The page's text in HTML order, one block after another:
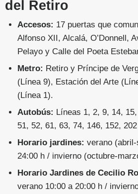
del Retiro
Accesos: 17 puertas que
Alfonso XII, Alcalá, O’Donnell,
Pelayo y Calle del Poeta
Metro: Retiro y Príncipe de
(Línea 9), Estación del Arte
(Línea 1).
Autobús: Líneas 1, 2, 9, 14,
51, 52, 61, 63, 74, 146, 152,
Horario jardines: verano
24:00 h / invierno (octubre-
Horario Jardines de Cecilio
verano 10:00 a 20:00 h /